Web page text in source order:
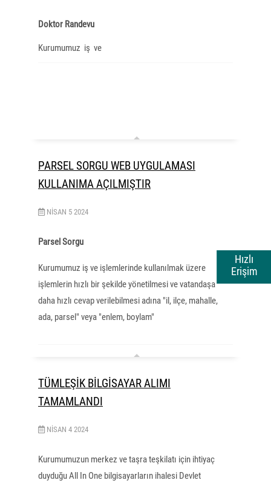
Hızlı
Erişim
Doktor Randevu
Kurumumuz iş ve
PARSEL SORGU WEB UYGULAMASI
KULLANIMA AÇILMIŞTIR
NISAN 5 2024
Parsel Sorgu
Kurumumuz iş ve işlemlerinde kullanılmak üzere
işlemlerin hızlı bir şekilde yönetilmesi ve vatandaşa
daha hızlı cevap verilebilmesi adına "il, ilçe, mahalle,
ada, parsel" veya "enlem, boylam"
TÜMLEŞİK BİLGİSAYAR ALIMI
TAMAMLANDI
NISAN 4 2024
Kurumumuzun merkez ve taşra teşkilatı için ihtiyaç
duyduğu All In One bilgisayarların ihalesi Devlet